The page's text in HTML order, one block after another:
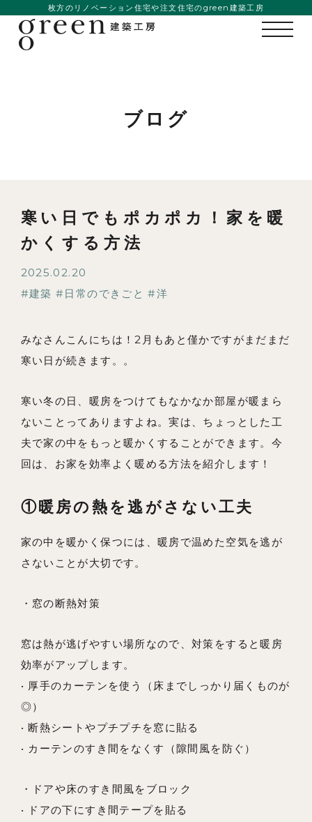
私たちの想い
会社概要
メンバー
お知らせ
リノベーションとは
家づくりの流れ
枚方のリノベーション住宅や注文住宅のgreen建築工房
ブログ
寒い日でもポカポカ！家を暖
かくする方法
2025.02.20
建築
日常のできごと 洋
みなさんこんにちは！2月もあと僅かですがまだまだ
寒い日が続きます。。
寒い冬の日、暖房をつけてもなかなか部屋が暖まら
ないことってありますよね。実は、ちょっとした工
夫で家の中をもっと暖かくすることができます。今
回は、お家を効率よく暖める方法を紹介します！
①暖房の熱を逃がさない工夫
家の中を暖かく保つには、暖房で温めた空気を逃が
さないことが大切です。
・窓の断熱対策
窓は熱が逃げやすい場所なので、対策をすると暖房
効率がアップします。
• 厚手のカーテンを使う（床までしっかり届くものが
◎）
• 断熱シートやプチプチを窓に貼る
• カーテンのすき間をなくす（隙間風を防ぐ）
・ドアや床のすき間風をブロック
• ドアの下にすき間テープを貼る